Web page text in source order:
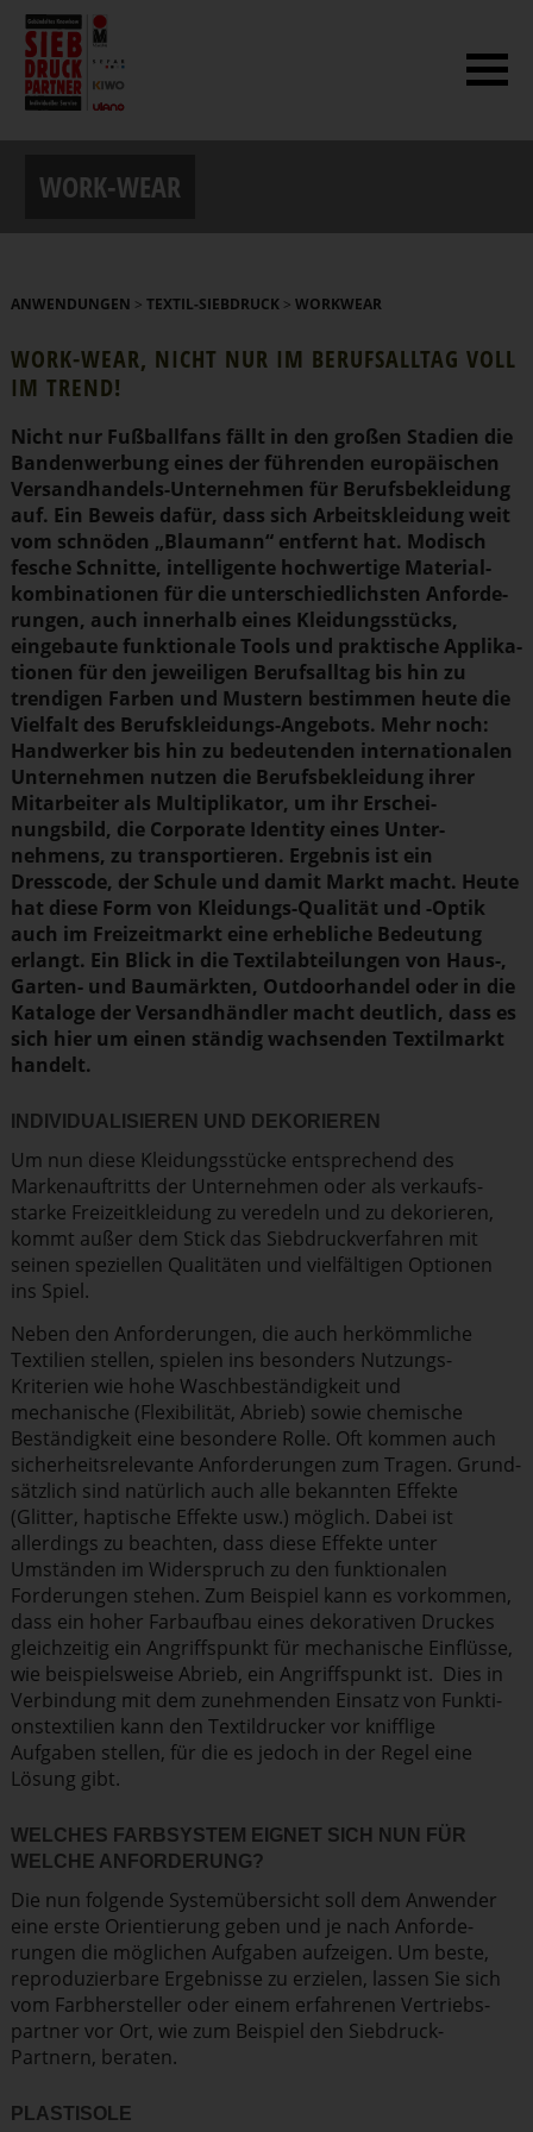
WORK-WEAR
ANWENDUNGEN > TEXTIL-SIEBDRUCK > WORKWEAR
WORK-WEAR, NICHT NUR IM BERUFS­ALLTAG VOLL
IM TREND!
Nicht nur Fußballfans fällt in den großen Stadien die
Banden­werbung eines der führenden europäi­schen
Versand­handels-Unternehmen für Berufs­be­kleidung
auf. Ein Beweis dafür, dass sich Arbeits­kleidung weit
vom schnöden „Blaumann“ entfernt hat. Modisch
fesche Schnitte, intel­li­gente hochwertige Materi­al­
kom­bi­na­tionen für die unter­schied­lichsten Anfor­de­
rungen, auch innerhalb eines Kleidungs­stücks,
eingebaute funktionale Tools und praktische Appli­ka­
tionen für den jeweiligen Berufs­alltag bis hin zu
trendigen Farben und Mustern bestimmen heute die
Vielfalt des Berufs­klei­dungs-Angebots. Mehr noch:
Handwerker bis hin zu bedeutenden inter­na­tio­nalen
Unternehmen nutzen die Berufs­be­kleidung ihrer
Mitarbeiter als Multi­pli­kator, um ihr Erschei­
nungsbild, die Corporate Identity eines Unter­
nehmens, zu trans­por­tieren. Ergebnis ist ein
Dresscode, der Schule und damit Markt macht. Heute
hat diese Form von Kleidungs-Qualität und -Optik
auch im Freizeit­markt eine erhebliche Bedeutung
erlangt. Ein Blick in die Textil­ab­tei­lungen von Haus-,
Garten- und Baumärkten, Outdoor­handel oder in die
Kataloge der Versand­händler macht deutlich, dass es
sich hier um einen ständig wachsenden Textilmarkt
handelt.
INDIVI­DUA­LI­SIEREN UND DEKORIEREN
Um nun diese Kleidungs­stücke entspre­chend des
Marken­auf­tritts der Unternehmen oder als verkaufs­
starke Freizeit­kleidung zu veredeln und zu dekorieren,
kommt außer dem Stick das Siebdruck­ver­fahren mit
seinen speziellen Qualitäten und vielfäl­tigen Optionen
ins Spiel.
Neben den Anfor­de­rungen, die auch herkömm­liche
Textilien stellen, spielen ins besonders Nutzungs-
Kriterien wie hohe Wasch­be­stän­digkeit und
mechanische (Flexi­bi­lität, Abrieb) sowie chemische
Bestän­digkeit eine besondere Rolle. Oft kommen auch
sicher­heits­re­le­vante Anfor­de­rungen zum Tragen. Grund­
sätzlich sind natürlich auch alle bekannten Effekte
(Glitter, haptische Effekte usw.) möglich. Dabei ist
allerdings zu beachten, dass diese Effekte unter
Umständen im Widerspruch zu den funktio­nalen
Forderungen stehen. Zum Beispiel kann es vorkommen,
dass ein hoher Farbaufbau eines dekorativen Druckes
gleich­zeitig ein Angriffs­punkt für mechanische Einflüsse,
wie beispiels­weise Abrieb, ein Angriffs­punkt ist. Dies in
Verbindung mit dem zunehmenden Einsatz von Funkti­
ons­tex­tilien kann den Textil­drucker vor knifflige
Aufgaben stellen, für die es jedoch in der Regel eine
Lösung gibt.
WELCHES FARBSYSTEM EIGNET SICH NUN FÜR
WELCHE ANFORDERUNG?
Die nun folgende System­über­sicht soll dem Anwender
eine erste Orien­tierung geben und je nach Anfor­de­
rungen die möglichen Aufgaben aufzeigen. Um beste,
repro­du­zierbare Ergebnisse zu erzielen, lassen Sie sich
vom Farbher­steller oder einem erfahrenen Vertriebs­
partner vor Ort, wie zum Beispiel den Siebdruck-
Partnern, beraten.
PLASTISOLE